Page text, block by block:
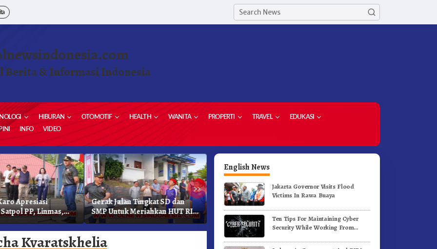
Berita & Informasi Indonesia
HIBURAN OTOMOTIF HEALTH WANITA PROPERTI TRAVEL
EDUKASI
INFO VIDEO
»
Apresiasi
PP, Linmas,
Kebakaran
Gerak Jalan Tingkat SD dan
SMP Untuk Meriahkan HUT RI
Ke-81 Dibuka Sekda Karo
Ketua Demokrat Kabupaten
Karo Pimpin Laskar Biru
Bergerak.!
Pemkab Karo Gelar Gerak
Jalan Kemerdekaan.!
Kvaratskhelia
English News
Jakarta Governor Visits Flood
Victims In Rawa Buaya
Ten Tips For Maintaining Cyber
Security While Working From